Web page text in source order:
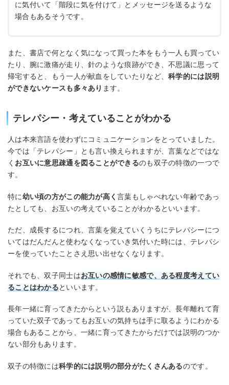
に気付いて「階段に気を付けて」とメッセージを送るような
場合もあるそうです。
また、書店で何となく気になって買った本をもう一人も買ってい
たり、腕に激痛が走り、針のような痕跡ができ、不思議に思って
帰宅すると、もう一人が献血をしていたりなど、科学的には説明
ができないケースも多々あり ます。
テレパシー・考えていることがわかる
人は本来言語を使わずにコミュニケーションをとっていました。
今では「テレパシー」とも言い換えられますが、言葉などではな
く お互いに意思疎通を図ることができるのも双子の特徴の一つで
す。
特に幼い頃の方がこの能力が高く言葉もしゃべれない年齢であっ
たとしても、お互いの考えていることがわかるといいます。
ただ、成長するにつれ、言葉を覚えていくうちにテレパシーにつ
いてはだんだんと使わなくなっていき気付いた時には、テレパシ
ーを使っていたことさえ思い出せなくなります。
それでも、双子同士はお互いの感情に敏感で、ある程度考えてい
ることはわかるといいます。
長年一緒に育ってきたからという説もありますが、長年離れて育
っていた双子であってもお互いの気持ちは手に取るようにわかる
場合もあることから、一緒に育ってきたからだけでは説明のつか
ない部分もあります。
双子の特徴には科学的には説明の部分がたくさんあるのです。